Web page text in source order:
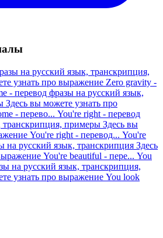
на русский язык, транскрипция,
узнать про выражение Zero gravity -
- перевод фразы на русский язык,
Здесь вы можете узнать про
- перево... You're right - перевод
транскрипция, примеры Здесь вы
You're right - перевод... You're
на русский язык, транскрипция Здесь
You're beautiful - пере... You
на русский язык, транскрипция,
узнать про выражение You look